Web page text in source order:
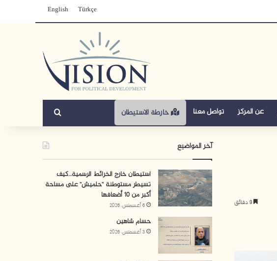
Türkçe
English
عن المركز تواصل معنا خارطة الاستيطان بحث عن
آخر المواضيع
استيطان خارج الخرائط الرسمية…كيف
تسيطر مستوطنة “حلميش” على مساحة
أكبر من 10 أضعافها
6 أغسطس، 2026
حسام شاهين
3 أغسطس، 2026